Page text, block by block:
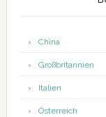
China
Großbritannien
Italien
Österreich